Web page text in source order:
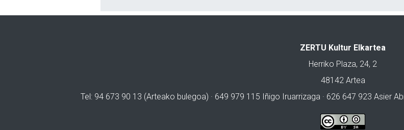
ZERTU Kultur Elkartea
Herriko Plaza, 24, 2
48142 Artea
Tel: 94 673 90 13 (Arteako bulegoa) · 649 979 115 Iñigo Iruarrizaga · 626 647 923 Asier